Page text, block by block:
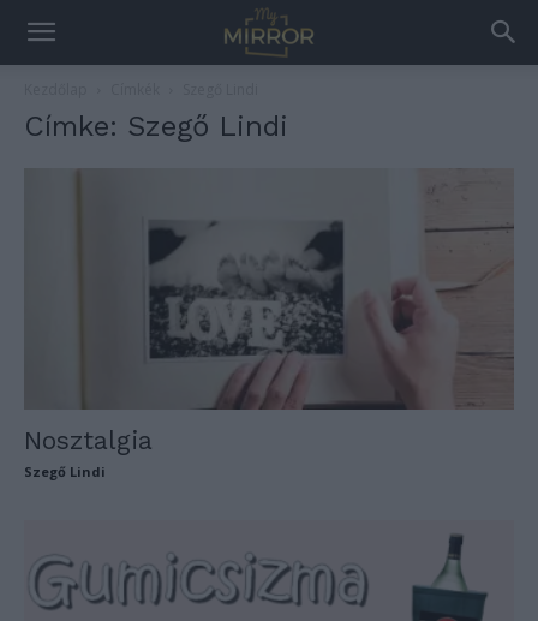
Címke: Szegő Lindi
Nosztalgia
Szegő Lindi